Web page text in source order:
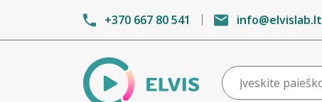
+370 667 80 541 info@elvislab.lt